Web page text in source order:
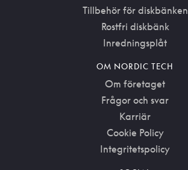
Tillbehör för diskbänken
Rostfri diskbänk
Inredningsplåt
OM NORDIC TECH
Om företaget
Frågor och svar
Karriär
Cookie Policy
Integritetspolicy